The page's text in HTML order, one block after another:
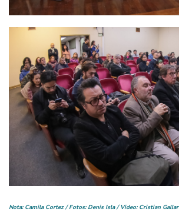
Nota: Camila Cortez / Fotos: Denis Isla / Video: Cristian